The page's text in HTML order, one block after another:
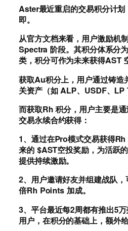
Aster最近重启的交易积分计
即。
从官方文档来看，用户激励机
Spectra 阶段。其积分体系分
类，积分可作为未来获得AST
获取Au积分上，用户通过铸
关资产（如 ALP、USDF、LP
而获取Rh 积分，用户主要是
交易永续合约获得：
1、通过在Pro模式交易获得
来的 $AST空投奖励，为活跃
提供持续激励。
2、用户邀请好友并组建战队
倍Rh Points 加成。
3、平台最近每2周都有推出5
用户，在积分的基础上，额外